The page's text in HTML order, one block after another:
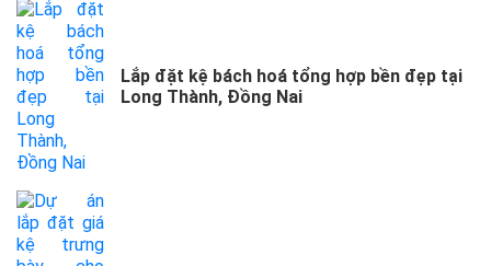
Lắp đặt kệ bách hoá tổng hợp bền đẹp tại
Long Thành, Đồng Nai